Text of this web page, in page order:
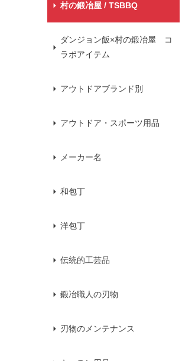
村の鍛冶屋 / TSBBQ
ダンジョン飯×村の鍛冶屋 コ
ラボアイテム
アウトドアブランド別
アウトドア・スポーツ用品
メーカー名
和包丁
洋包丁
伝統的工芸品
鍛冶職人の刃物
刃物のメンテナンス